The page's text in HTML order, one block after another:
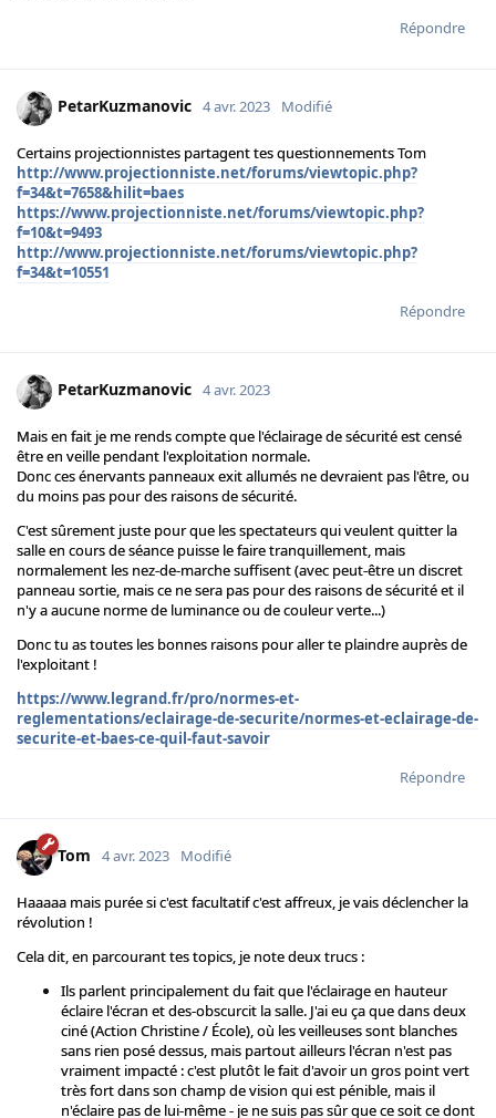
Répondre
PetarKuzmanovic 4 avr. 2023 Modifié
Certains projectionnistes partagent tes questionnements Tom
http://www.projectionniste.net/forums/viewtopic.php?
f=34&t=7658&hilit=baes
https://www.projectionniste.net/forums/viewtopic.php?
f=10&t=9493
http://www.projectionniste.net/forums/viewtopic.php?
f=34&t=10551
Répondre
PetarKuzmanovic 4 avr. 2023
Mais en fait je me rends compte que l'éclairage de sécurité est censé
être en veille pendant l'exploitation normale.
Donc ces énervants panneaux exit allumés ne devraient pas l'être, ou
du moins pas pour des raisons de sécurité.
C'est sûrement juste pour que les spectateurs qui veulent quitter la
salle en cours de séance puisse le faire tranquillement, mais
normalement les nez-de-marche suffisent (avec peut-être un discret
panneau sortie, mais ce ne sera pas pour des raisons de sécurité et il
n'y a aucune norme de luminance ou de couleur verte...)
Donc tu as toutes les bonnes raisons pour aller te plaindre auprès de
l'exploitant !
https://www.legrand.fr/pro/normes-et-
reglementations/eclairage-de-securite/normes-et-eclairage-de-
securite-et-baes-ce-quil-faut-savoir
Répondre
Tom 4 avr. 2023 Modifié
Haaaaa mais purée si c'est facultatif c'est affreux, je vais déclencher la
révolution !
Cela dit, en parcourant tes topics, je note deux trucs :
Ils parlent principalement du fait que l'éclairage en hauteur
éclaire l'écran et des-obscurcit la salle. J'ai eu ça que dans deux
ciné (Action Christine / École), où les veilleuses sont blanches
sans rien posé dessus, mais partout ailleurs l'écran n'est pas
vraiment impacté : c'est plutôt le fait d'avoir un gros point vert
très fort dans son champ de vision qui est pénible, mais il
n'éclaire pas de lui-même - je ne suis pas sûr que ce soit ce dont